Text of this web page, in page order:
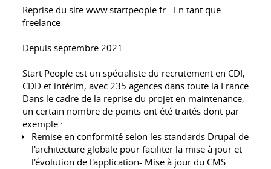
Reprise du sitewww.startpeople.fr - En tant que
freelance
Depuis septembre 2021
Start People est un spécialiste du recrutement en CDI,
CDD et intérim, avec 235 agences dans toute la France.
Dans le cadre de la reprise du projet en maintenance,
un certain nombre de points ont été traités dont par
exemple :
Remise en conformité selon les standards Drupal de
l'architecture globale pour faciliter la mise à jour et
l'évolution de l'application- Mise à jour du CMS